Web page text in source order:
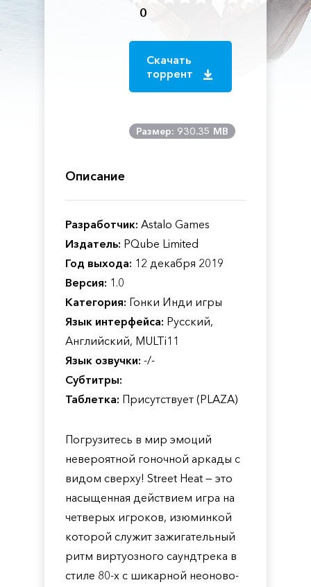
0
Скачать
торрент
Размер: 930.35 MB
Описание
Разработчик: Astalo Games
Издатель: PQube Limited
Год выхода: 12 декабря 2019
Версия: 1.0
Категория: Гонки Инди игры
Язык интерфейса: Русский,
Английский, MULTi11
Язык озвучки: -/-
Субтитры:
Таблетка: Присутствует (PLAZA)
Погрузитесь в мир эмоций
невероятной гоночной аркады с
видом сверху! Street Heat — это
насыщенная действием игра на
четверых игроков, изюминкой
которой служит зажигательный
ритм виртуозного саундтрека в
стиле 80-х с шикарной неоново-